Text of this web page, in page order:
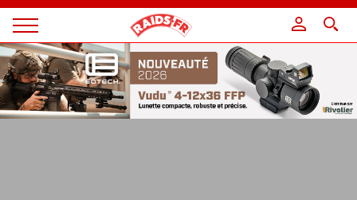
Magazine
Raids
Panneau de gestion des cookies